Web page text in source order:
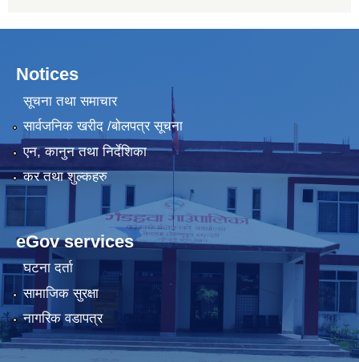
Notices
सूचना तथा समाचार
सार्वजनिक खरीद /बोलपत्र सूचना
एन, कानुन तथा निर्देशिका
कर तथा शुल्कहरु
eGov services
घटना दर्ता
सामाजिक सुरक्षा
नागरिक वडापत्र